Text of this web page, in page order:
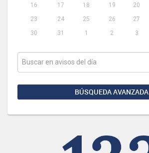
16
17 18 19 20
23
24 25 26 27
30
31 1 2 3
BÚSQUEDA AVANZADA